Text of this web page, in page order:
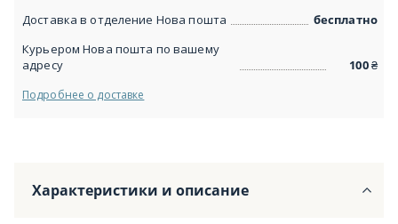
Доставка в отделение Нова пошта
бесплатно
Курьером Нова пошта по вашему
адресу
100₴
Подробнее о доставке
Характеристики и описание